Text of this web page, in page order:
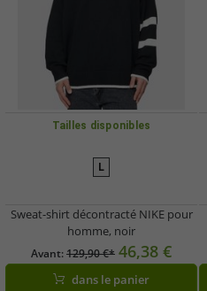
Tailles disponibles
L
Sweat-shirt décontracté NIKE pour
homme, noir
Avant:129,90 €* 46,38 €
dans le panier